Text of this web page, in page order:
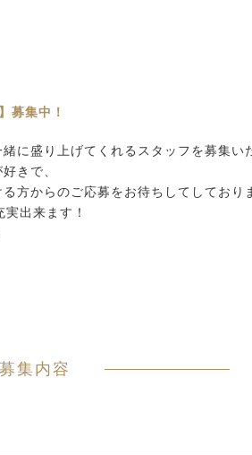
募集中！
緒に盛り上げてくれるスタッフを募集
きで、
方からのご応募をお待ちしてしており
出来ます！
募集内容